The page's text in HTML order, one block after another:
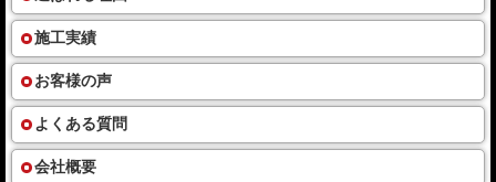
施工実績
お客様の声
よくある質問
会社概要